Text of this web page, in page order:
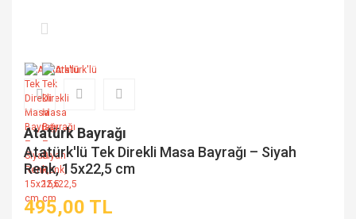
Atatürk Bayrağı
Atatürk'lü Tek Direkli Masa Bayrağı – Siyah
Renk, 15x22,5 cm
495,00 TL